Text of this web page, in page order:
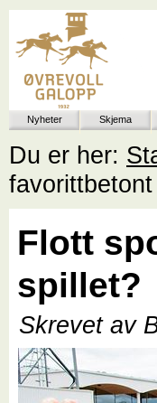
Nyheter Skjema
Du er her:
Flott
spillet?
Skrevet av